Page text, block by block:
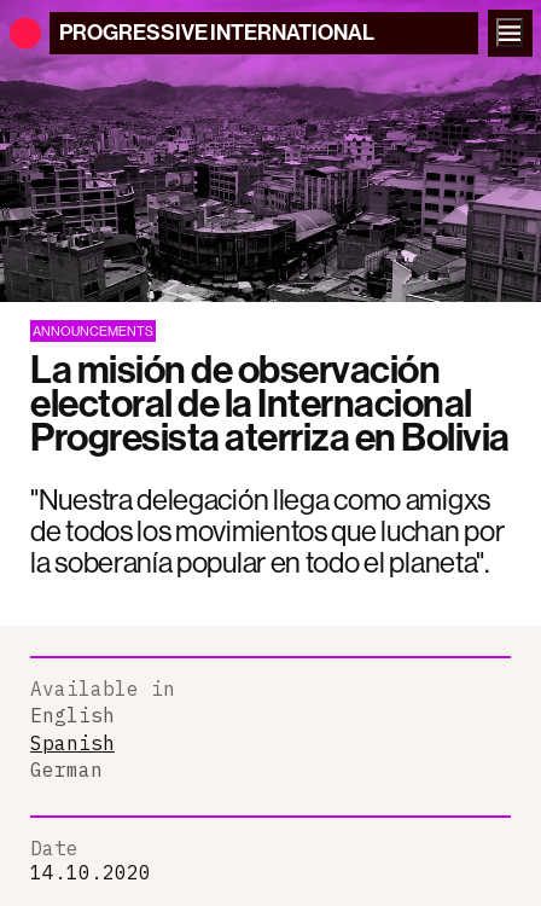
PROGRESSIVEINTERNATIONAL
ANNOUNCEMENTS
La misión de observación
electoral de la Internacional
Progresista aterriza en Bolivia
"Nuestra delegación llega como amigxs
de todos los movimientos que luchan por
la soberanía popular en todo el planeta".
Available in
English
Spanish
German
Date
14.10.2020